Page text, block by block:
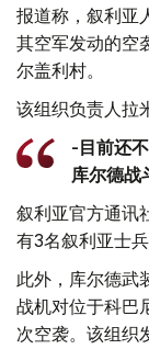
报道称，叙利亚
其空军发动的空
尔盖利村。
该组织负责人拉
-目前还
库尔德战
叙利亚官方通讯
有3名叙利亚士
此外，库尔德武
战机对位于科巴
次空袭。该组织